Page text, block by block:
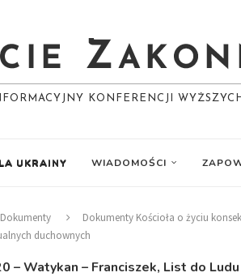
KONFERENCJI
UKRAINY WIADOMOŚCI
Dokumenty Dokumenty Kościoła o życiu
duchownych
– Watykan – Franciszek, List do